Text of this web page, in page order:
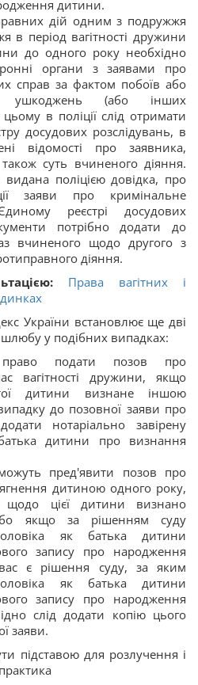
дитини.
дій одним з подружжя
в період вагітності дружини
до одного року необхідно
органи з заявами про
справ за фактом побоїв або
ушкоджень (або інших
в поліції слід отримати
досудових розслідувань, в
відомості про заявника,
суть вчиненого діяння.
поліцією довідка, про
заяви про кримінальне
реєстрі досудових
потрібно додати до
вчиненого щодо другого з
діяння.
Права вагітних і
України встановлює ще дві
шлюбу у подібних випадках:
подати позов про
вагітності дружини, якщо
дитини визнане іншою
до позовної заяви про
нотаріально завірену
дитини про визнання
пред'явити позов про
дитиною одного року,
щодо цієї дитини визнано
якщо за рішенням суду
як батька дитини
запису про народження
є рішення суду, за яким
як батька дитини
запису про народження
слід додати копію цього
заяви.
підставою для розлучення і